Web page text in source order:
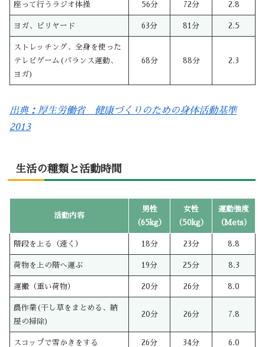
座って行うラジオ体操 56分 72分 2.8
ヨガ、ビリヤード 63分 81分 2.5
ストレッチング、全身を使った
テレビゲーム(バランス運動、
ヨガ)
68分 88分 2.3
出典：厚生労働省 健康づくりのための身体活動基準
2013
生活の種類と活動時間
活動内容
男性
（65kg）
女性
（50kg）
運動強度
（Mets）
階段を上る（速く） 18分 23分 8.8
荷物を上の階へ運ぶ 19分 25分 8.3
運搬（重い荷物） 20分 26分 8.0
農作業(干し草をまとめる、納
屋の掃除)
20分 26分 7.8
スコップで雪かきをする 26分 34分 6.0